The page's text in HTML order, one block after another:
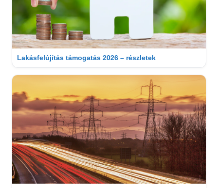
Lakásfelújítás támogatás 2026 – részletek